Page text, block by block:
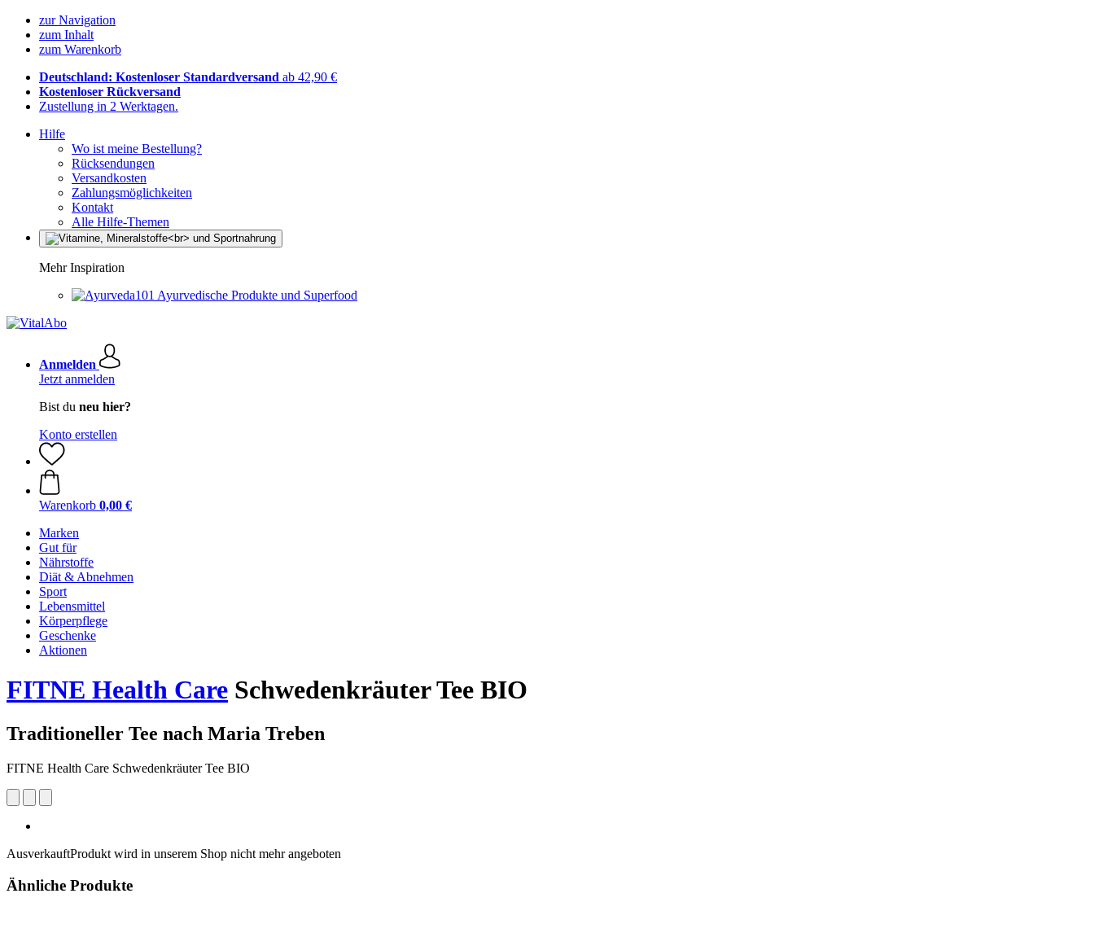
zur Navigation
zum Inhalt
zum Warenkorb
Deutschland: Kostenloser Standardversand ab 42,90 €
Kostenloser Rückversand
Zustellung in 2 Werktagen.
Hilfe
Wo ist meine Bestellung?
Rücksendungen
Versandkosten
Zahlungsmöglichkeiten
Kontakt
Alle Hilfe-Themen
Mehr Inspiration
Ayurvedische Produkte und Superfood
Anmelden
Jetzt anmelden
Bist du neu hier?
Konto erstellen
Warenkorb 0,00 €
Marken
Gut für
Nährstoffe
Diät & Abnehmen
Sport
Lebensmittel
Körperpflege
Geschenke
Aktionen
FITNE Health Care Schwedenkräuter Tee BIO
Traditioneller Tee nach Maria Treben
FITNE Health Care Schwedenkräuter Tee BIO
AusverkauftProdukt wird in unserem Shop nicht mehr angeboten
Ähnliche Produkte